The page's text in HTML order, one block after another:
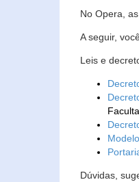
No Opera,
A seguir,
Leis e
Dúvidas,